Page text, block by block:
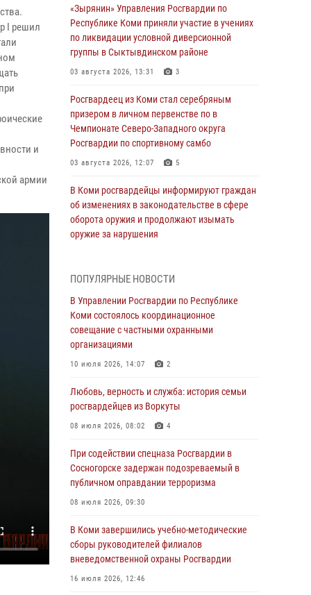
I решил
и
армии
«Зырянин» Управления Росгвардии по
Республике Коми приняли участие в учениях
по ликвидации условной диверсионной
группы в Сыктывдинском районе
03 августа 2026, 13:31 3
Росгвардеец из Коми стал серебряным
призером в личном первенстве по в
Чемпионате Северо-Западного округа
Росгвардии по спортивному самбо
03 августа 2026, 12:07 5
В Коми росгвардейцы информируют граждан
об изменениях в законодательстве в сфере
оборота оружия и продолжают изымать
оружие за нарушения
В Койгородском районе местный житель
обратился в Росгвардию для добровольной
сдачи оружия
31 июля 2026, 10:55
Временно исполняющий обязанности
Республике Коми лично проверил ДОЛ
31 июля 2026, 06:57 8
В Усинске росгвардейцы оперативно
отработали план «Квартал»
30 июля 2026, 13:53
ежегодного Всероссийского конкурса
профессионального мастерства среди
сотрудников вневедомственной охраны
ПОПУЛЯРНЫЕ НОВОСТИ
В Управлении Росгвардии по Республике
Коми состоялось координационное
совещание с частными охранными
организациями
10 июля 2026, 14:07 2
Любовь, верность и служба: история семьи
росгвардейцев из Воркуты
08 июля 2026, 08:02 4
При содействии спецназа Росгвардии в
Сосногорске задержан подозреваемый в
публичном оправдании терроризма
08 июля 2026, 09:30
В Коми завершились учебно-методические
сборы руководителей филиалов
вневедомственной охраны Росгвардии
16 июля 2026, 12:46